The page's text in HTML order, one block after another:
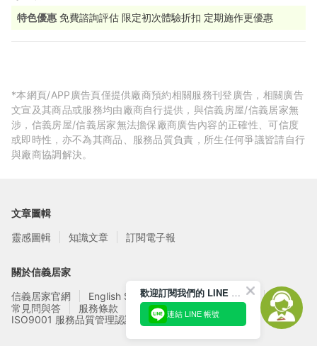
特色優惠 免費諮詢評估 限定初次體驗折扣 定期施作更優惠
*本網頁/APP廣告頁僅提供廠商預約相關服務刊登廣告，相關廣告
文宣及其商品或服務均由廠商自行提供，與信義房屋/信義居家無
涉，信義房屋/信義居家無法擔保廠商廣告內容的正確性、可信度
或即時性，亦不為其商品、服務品質負責，所生任何爭議皆請自行
與廠商協調解決。
文章圖輯
靈感圖輯
知識文章 訂閱電子報
關於信義居家
信義居家官網
English Service
信義居家廠商募集
常見問與答
服務條款
隱私權政策
ISO9001 服務品質管理認證
歡迎訂閱我們的 LINE 官方帳號
連結 LINE 帳號